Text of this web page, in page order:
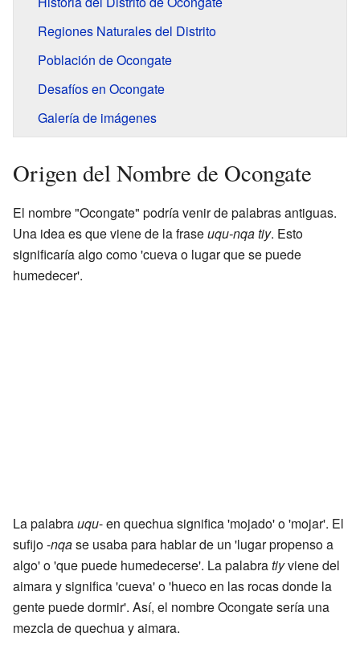
Regiones Naturales del Distrito
Población de Ocongate
Desafíos en Ocongate
Galería de imágenes
Origen del Nombre de Ocongate
El nombre "Ocongate" podría venir de palabras antiguas.
Una idea es que viene de la fraseuqu-nqa tiy. Esto
significaría algo como 'cueva o lugar que se puede
humedecer'.
La palabrauqu- en quechua significa 'mojado' o 'mojar'. El
sufijo -nqase usaba para hablar de un 'lugar propenso a
algo' o 'que puede humedecerse'. La palabratiyviene del
aimara y significa 'cueva' o 'hueco en las rocas donde la
gente puede dormir'. Así, el nombre Ocongate sería una
mezcla de quechua y aimara.